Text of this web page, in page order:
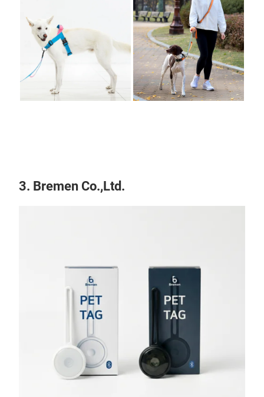
3. Bremen Co.,Ltd.